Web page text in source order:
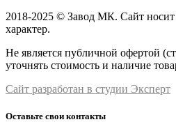
2018-2025 © Завод МК. Сайт
характер.
Не является публичной офертой
уточнять стоимость и наличие
Сайт разработан в студии Эксперт
Оставьте свои контакты